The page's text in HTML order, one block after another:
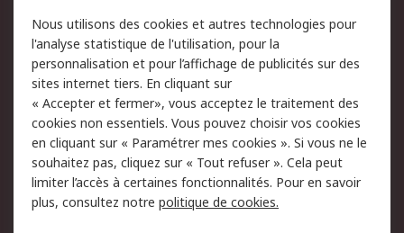
du site
Politique de protection
des données - Mise à
jour
Sécurité des E-mails
Conditions générales
de vente
Politique anti-
corruption
Campagnes marketing
A propos de RS
Nous utilisons des cookies et autres technologies pour
l'analyse statistique de l'utilisation, pour la
personnalisation et pour l’affichage de publicités sur des
sites internet tiers. En cliquant sur
« Accepter et fermer», vous acceptez le traitement des
cookies non essentiels. Vous pouvez choisir vos cookies
en cliquant sur « Paramétrer mes cookies ». Si vous ne le
souhaitez pas, cliquez sur « Tout refuser ». Cela peut
limiter l’accès à certaines fonctionnalités. Pour en savoir
plus, consultez notre politique de cookies.